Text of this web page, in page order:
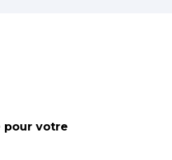
pour votre